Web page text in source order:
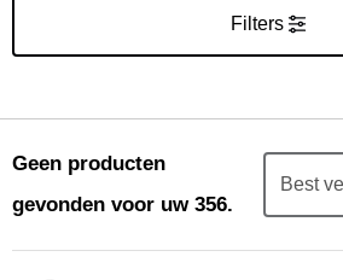
Mijn account
Filters
Geen producten
gevonden voor uw 356.